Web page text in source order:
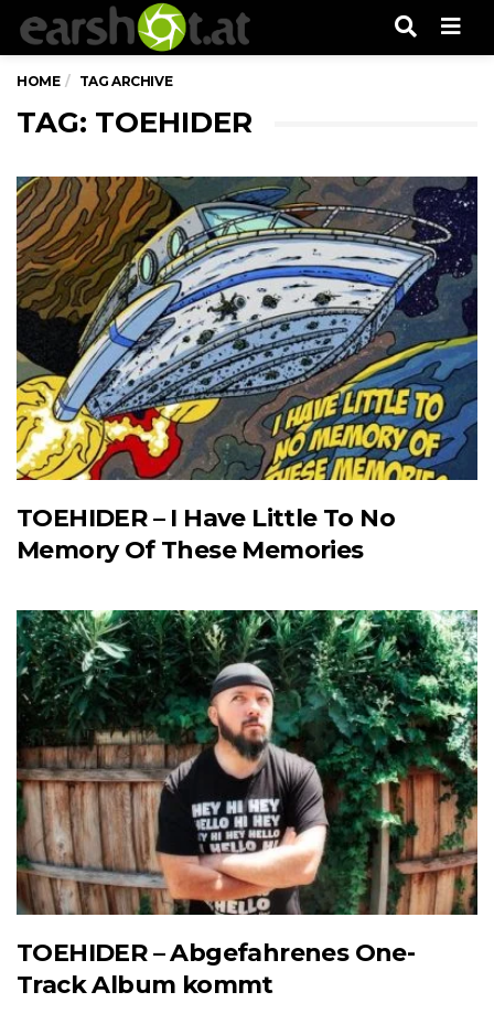
HOME TAG ARCHIVE
TAG: TOEHIDER
TOEHIDER – I Have Little To No
Memory Of These Memories
TOEHIDER – Abgefahrenes One-
Track Album kommt